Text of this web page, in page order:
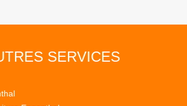
SERVICES